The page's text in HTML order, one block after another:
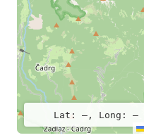
Lat: –, Long: –